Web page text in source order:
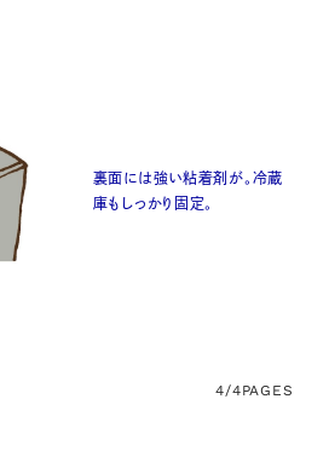
裏面には強い粘着剤が。冷蔵
庫もしっかり固定。
4/4PAGES